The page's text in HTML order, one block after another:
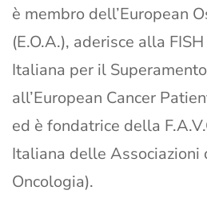
è membro dell’European
(E.O.A.), aderisce alla
Italiana per il
all’European Cancer
ed è fondatrice della
Italiana delle Associazioni
Oncologia).